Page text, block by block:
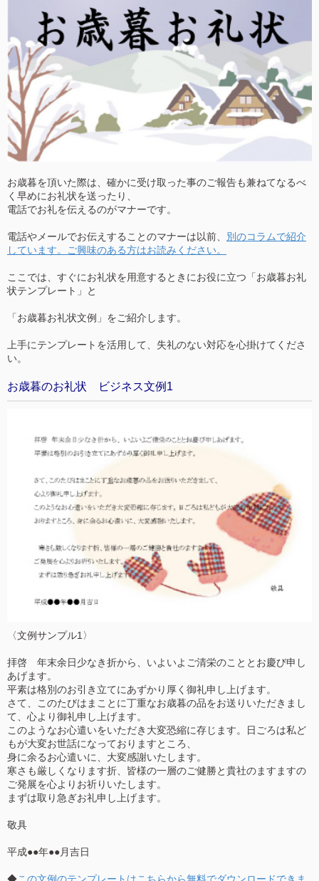
お歳暮を頂いた際は、確かに受け取った事のご報告も兼ねてなるべ
く早めにお礼状を送ったり、
電話でお礼を伝えるのがマナーです。
電話やメールでお伝えすることのマナーは以前、 別のコラムで紹介
しています。ご興味のある方はお読みください。
ここでは、すぐにお礼状を用意するときにお役に立つ「お歳暮お礼
状テンプレート」と
「お歳暮お礼状文例」をご紹介します。
上手にテンプレートを活用して、失礼のない対応を心掛けてくださ
い。
お歳暮のお礼状 ビジネス文例1
〈文例サンプル1〉
拝啓 年末余日少なき折から、いよいよご清栄のこととお慶び申し
あげます。
平素は格別のお引き立てにあずかり厚く御礼申し上げます。
さて、このたびはまことに丁重なお歳暮の品をお送りいただきまし
て、心より御礼申し上げます。
このようなお心遣いをいただき大変恐縮に存じます。日ごろは私ど
もが大変お世話になっておりますところ、
身に余るお心遣いに、大変感謝いたします。
寒さも厳しくなります折、皆様の一層のご健勝と貴社のますますの
ご発展を心よりお祈りいたします。
まずは取り急ぎお礼申し上げます。
敬具
平成●●年●●月吉日